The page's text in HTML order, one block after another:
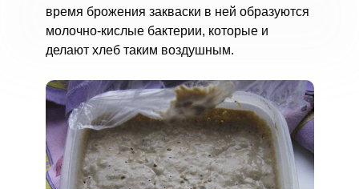
время брожения закваски в ней образуются
молочно-кислые бактерии, которые и
делают хлеб таким воздушным.